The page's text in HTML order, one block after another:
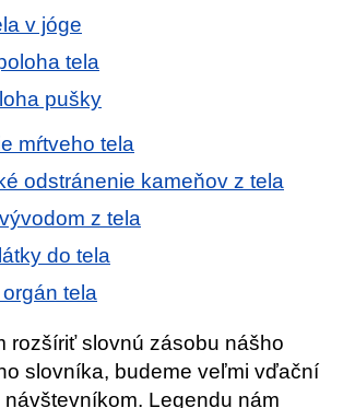
v jóge
tela
pušky
mŕtveho tela
odstránenie kameňov z tela
z tela
do tela
tela
rozšíriť slovnú zásobu nášho
slovníka, budeme veľmi vďační
Legendu nám